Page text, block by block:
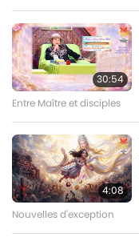
30:54
Entre Maître et disciples
4:08
Nouvelles d'exception